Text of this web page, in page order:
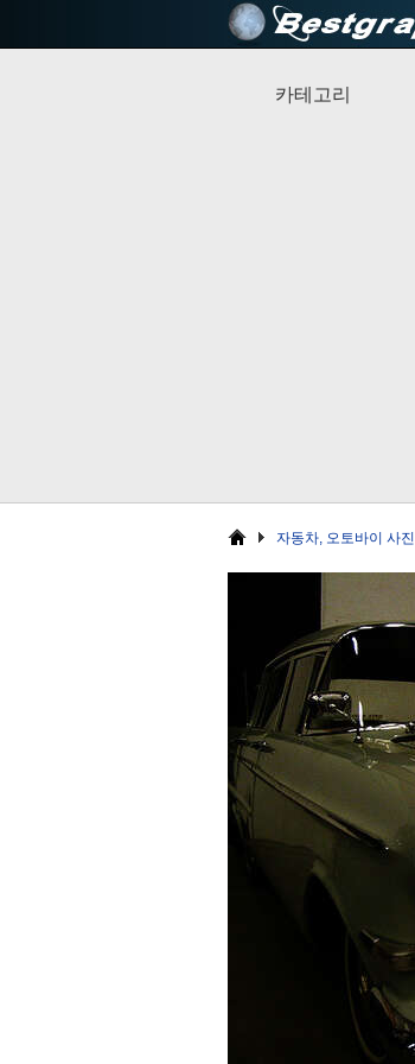
카테고리
자동차, 오토바이 사진